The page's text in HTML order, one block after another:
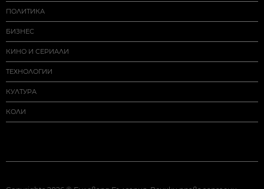
ПОЛИТИКА
БИЗНЕС
КИНО И СЕРИАЛИ
ТЕХНОЛОГИИ
КУЛТУРА
КОЛИ